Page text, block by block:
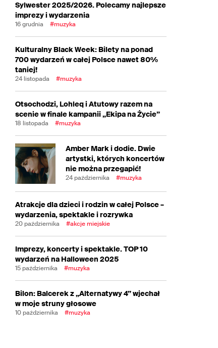
Sylwester 2025/2026. Polecamy najlepsze
imprezy i wydarzenia
16 grudnia #muzyka
Kulturalny Black Week: Bilety na ponad
700 wydarzeń w całej Polsce nawet 80%
taniej!
24 listopada #muzyka
Otsochodzi, Lohleq i Atutowy razem na
scenie w finale kampanii „Ekipa na Życie”
18 listopada #muzyka
Amber Mark i dodie. Dwie
artystki, których koncertów
nie można przegapić!
24 października #muzyka
Atrakcje dla dzieci i rodzin w całej Polsce –
wydarzenia, spektakle i rozrywka
20 października #akcje miejskie
Imprezy, koncerty i spektakle. TOP 10
wydarzeń na Halloween 2025
15 października #muzyka
Bilon: Balcerek z „Alternatywy 4” wjechał
w moje struny głosowe
10 października #muzyka